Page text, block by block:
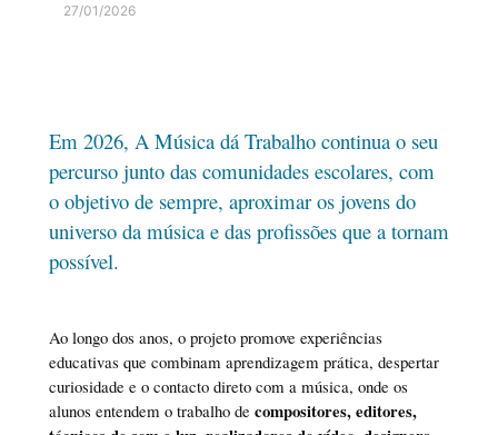
27/01/2026
Em 2026, A Música dá Trabalho continua o seu
percurso junto das comunidades escolares, com
o objetivo de sempre, aproximar os jovens do
universo da música e das profissões que a tornam
possível.
Ao longo dos anos, o projeto promove experiências
educativas que combinam aprendizagem prática, despertar
curiosidade e o contacto direto com a música, onde os
alunos entendem o trabalho de compositores, editores,